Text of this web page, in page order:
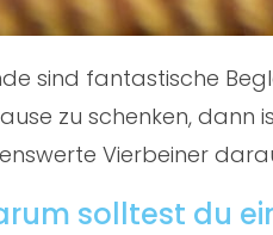
sind fantastische
zu schenken, dann
Vierbeiner
solltest du